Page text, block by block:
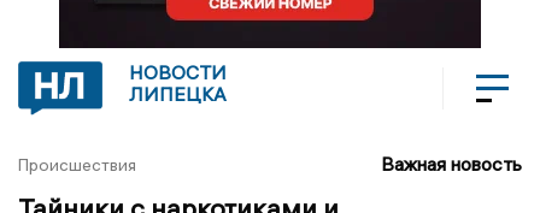
НОВОСТИ
ЛИПЕЦКА
Происшествия Важная новость